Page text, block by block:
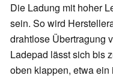
Die Ladung mit hoher
sein. So wird
drahtlose Übertragung
Ladepad lässt sich bis
oben klappen, etwa